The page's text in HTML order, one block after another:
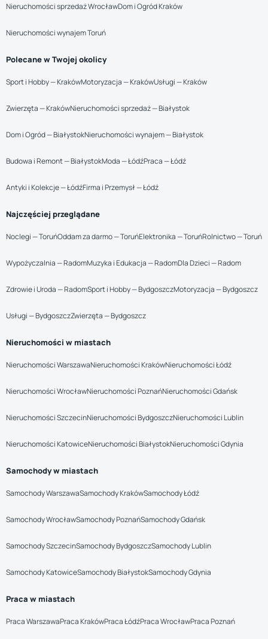
Nieruchomości sprzedaż WrocławDom i Ogród Kraków
Nieruchomości wynajem Toruń
Polecane w Twojej okolicy
Sport i Hobby — KrakówMotoryzacja — KrakówUsługi — Kraków
Zwierzęta — KrakówNieruchomości sprzedaż — Białystok
Dom i Ogród — BiałystokNieruchomości wynajem — Białystok
Budowa i Remont — BiałystokModa — ŁódźPraca — Łódź
Antyki i Kolekcje — ŁódźFirma i Przemysł — Łódź
Najczęściej przeglądane
Noclegi — ToruńOddam za darmo — ToruńElektronika — ToruńRolnictwo — Toruń
Wypożyczalnia — RadomMuzyka i Edukacja — RadomDla Dzieci — Radom
Zdrowie i Uroda — RadomSport i Hobby — BydgoszczMotoryzacja — Bydgoszcz
Usługi — BydgoszczZwierzęta — Bydgoszcz
Nieruchomości w miastach
Nieruchomości WarszawaNieruchomości KrakówNieruchomości Łódź
Nieruchomości WrocławNieruchomości PoznańNieruchomości Gdańsk
Nieruchomości SzczecinNieruchomości BydgoszczNieruchomości Lublin
Nieruchomości KatowiceNieruchomości BiałystokNieruchomości Gdynia
Samochody w miastach
Samochody WarszawaSamochody KrakówSamochody Łódź
Samochody WrocławSamochody PoznańSamochody Gdańsk
Samochody SzczecinSamochody BydgoszczSamochody Lublin
Samochody KatowiceSamochody BiałystokSamochody Gdynia
Praca w miastach
Praca WarszawaPraca KrakówPraca ŁódźPraca WrocławPraca Poznań